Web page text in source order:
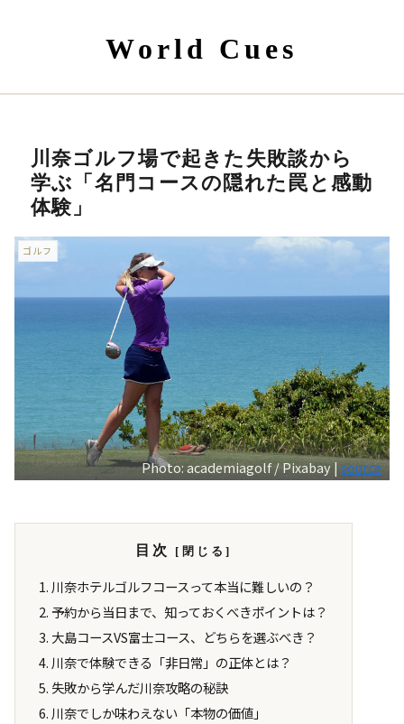
World Cues
川奈ゴルフ場で起きた失敗談から
学ぶ「名門コースの隠れた罠と感動
体験」
ゴルフ
Photo: academiagolf / Pixabay |source
目次
川奈ホテルゴルフコースって本当に難しいの？
予約から当日まで、知っておくべきポイントは？
大島コースVS富士コース、どちらを選ぶべき？
川奈で体験できる「非日常」の正体とは？
失敗から学んだ川奈攻略の秘訣
川奈でしか味わえない「本物の価値」